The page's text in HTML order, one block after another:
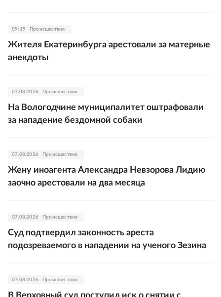
09:19 Происшествия
Жителя Екатеринбурга арестовали за матерные
анекдоты
07.08.2026 Происшествия
На Вологодчине муниципалитет оштрафовали
за нападение бездомной собаки
07.08.2026 Происшествия
Жену иноагента Александра Невзорова Лидию
заочно арестовали на два месяца
07.08.2026 Происшествия
Суд подтвердил законность ареста
подозреваемого в нападении на ученого Зезина
07.08.2026 Происшествия